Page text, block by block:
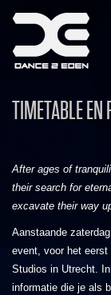
TIMETABLE EN
After ages of
their search for
excavate their way
Aanstaande
event, voor het eerst
Studios in Utrecht.
informatie die je als